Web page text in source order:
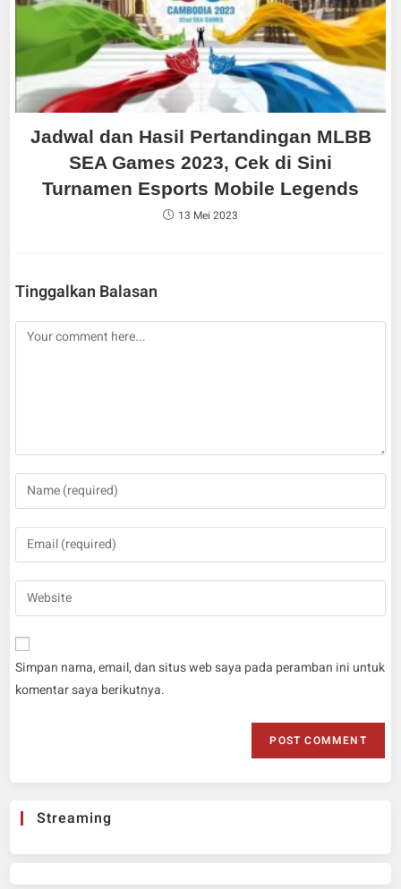
Jadwal dan Hasil Pertandingan MLBB
SEA Games 2023, Cek di Sini
Turnamen Esports Mobile Legends
13 Mei 2023
Tinggalkan Balasan
Simpan nama, email, dan situs web saya pada peramban ini untuk
komentar saya berikutnya.
Streaming